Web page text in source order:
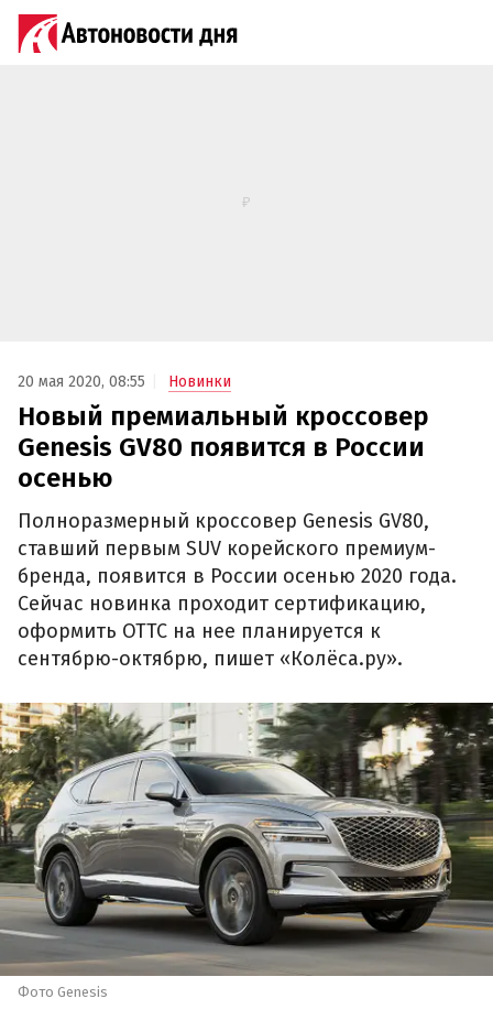
20 мая 2020, 08:55 Новинки
Новый премиальный кроссовер
Genesis GV80 появится в России
осенью
Полноразмерный кроссовер Genesis GV80,
ставший первым SUV корейского премиум-
бренда, появится в России осенью 2020 года.
Сейчас новинка проходит сертификацию,
оформить ОТТС на нее планируется к
сентябрю-октябрю, пишет «Колёса.ру».
Фото Genesis